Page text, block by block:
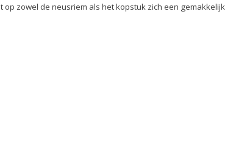
zowel de neusriem als het kopstuk zich een gemakkelijk